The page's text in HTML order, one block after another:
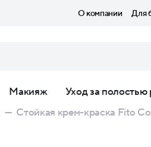
О компании Для
Макияж Уход за полостью
— Стойкая крем-краска Fito